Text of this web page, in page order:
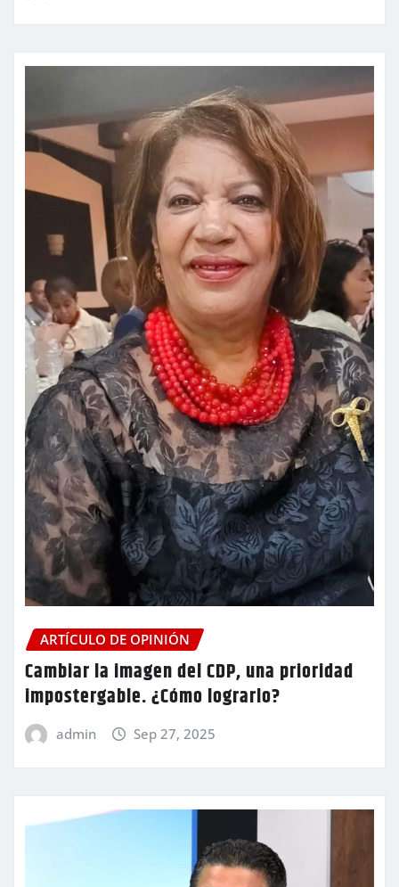
ARTÍCULO DE OPINIÓN
Cambiar la imagen del CDP, una prioridad
impostergable. ¿Cómo lograrlo?
admin Sep 27, 2025